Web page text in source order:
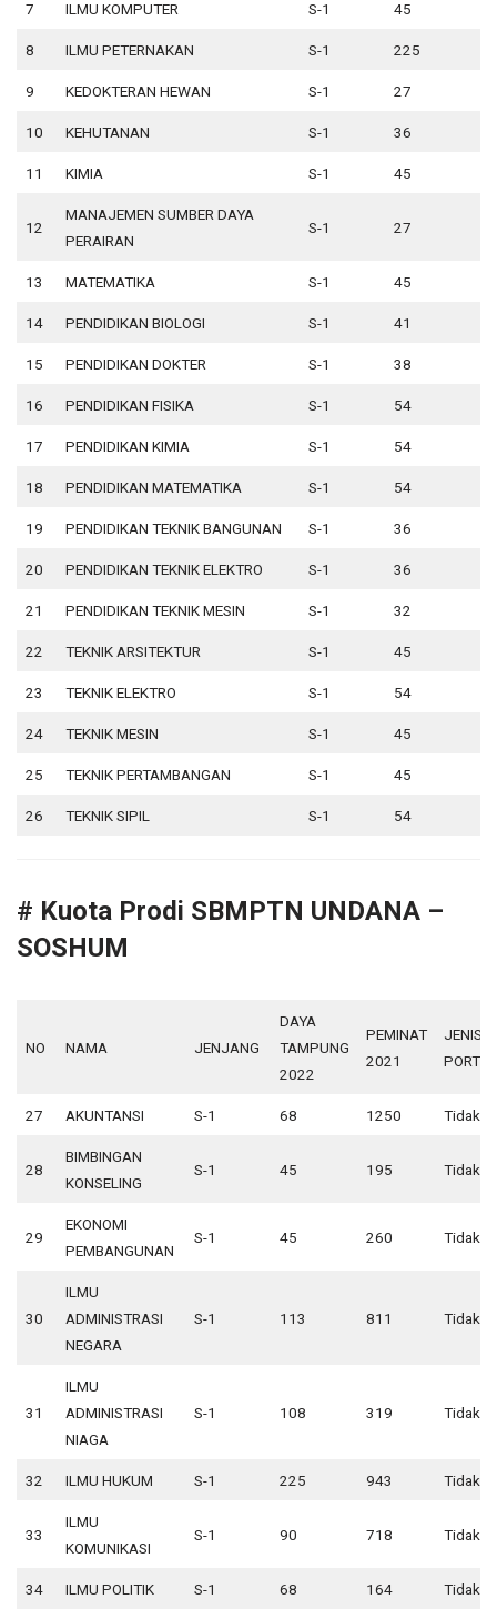
7 ILMU KOMPUTER S-1 45
8 ILMU PETERNAKAN S-1 225
9 KEDOKTERAN HEWAN S-1 27
10 KEHUTANAN S-1 36
11 KIMIA S-1 45
12
MANAJEMEN SUMBER DAYA
PERAIRAN
S-1 27
13 MATEMATIKA S-1 45
14 PENDIDIKAN BIOLOGI S-1 41
15 PENDIDIKAN DOKTER S-1 38
16 PENDIDIKAN FISIKA S-1 54
17 PENDIDIKAN KIMIA S-1 54
18 PENDIDIKAN MATEMATIKA S-1 54
19 PENDIDIKAN TEKNIK BANGUNAN S-1 36
20 PENDIDIKAN TEKNIK ELEKTRO S-1 36
21 PENDIDIKAN TEKNIK MESIN S-1 32
22 TEKNIK ARSITEKTUR S-1 45
23 TEKNIK ELEKTRO S-1 54
24 TEKNIK MESIN S-1 45
25 TEKNIK PERTAMBANGAN S-1 45
26 TEKNIK SIPIL S-1 54
# Kuota Prodi SBMPTN UNDANA –
SOSHUM
NO NAMA JENJANG
DAYA
TAMPUNG
2022
PEMINAT
2021
JENIS
27 AKUNTANSI S-1 68 1250 Tidak
28
BIMBINGAN
KONSELING
S-1 45 195 Tidak
29
EKONOMI
PEMBANGUNAN
S-1 45 260 Tidak
30
ILMU
ADMINISTRASI
NEGARA
S-1 113 811 Tidak
31
ILMU
ADMINISTRASI
NIAGA
S-1 108 319 Tidak
32 ILMU HUKUM S-1 225 943 Tidak
33
ILMU
KOMUNIKASI
S-1 90 718 Tidak
34 ILMU POLITIK S-1 68 164 Tidak